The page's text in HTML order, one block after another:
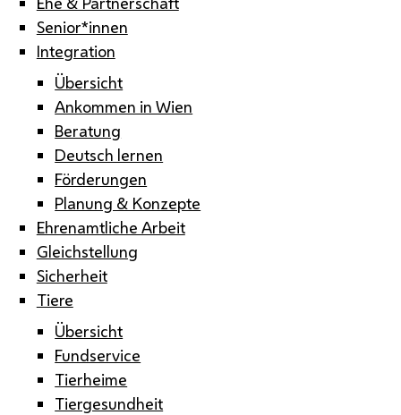
Senior*innen
Integration
Übersicht
Ankommen in Wien
Beratung
Deutsch lernen
Förderungen
Planung & Konzepte
Ehrenamtliche Arbeit
Gleichstellung
Sicherheit
Tiere
Übersicht
Fundservice
Tierheime
Tiergesundheit